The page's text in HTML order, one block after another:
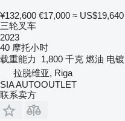
¥132,600 €17,000 ≈ US$19,640
三轮叉车
2023
40 摩托小时
载重能力
1,800 千克 燃油 电镀
拉脱维亚, Riga
SIA AUTOOUTLET
联系卖方